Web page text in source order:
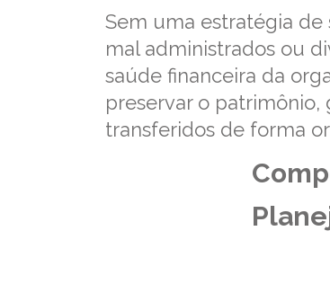
Sem uma estratégia de
mal administrados ou
saúde financeira da
preservar o patrimônio,
transferidos de forma